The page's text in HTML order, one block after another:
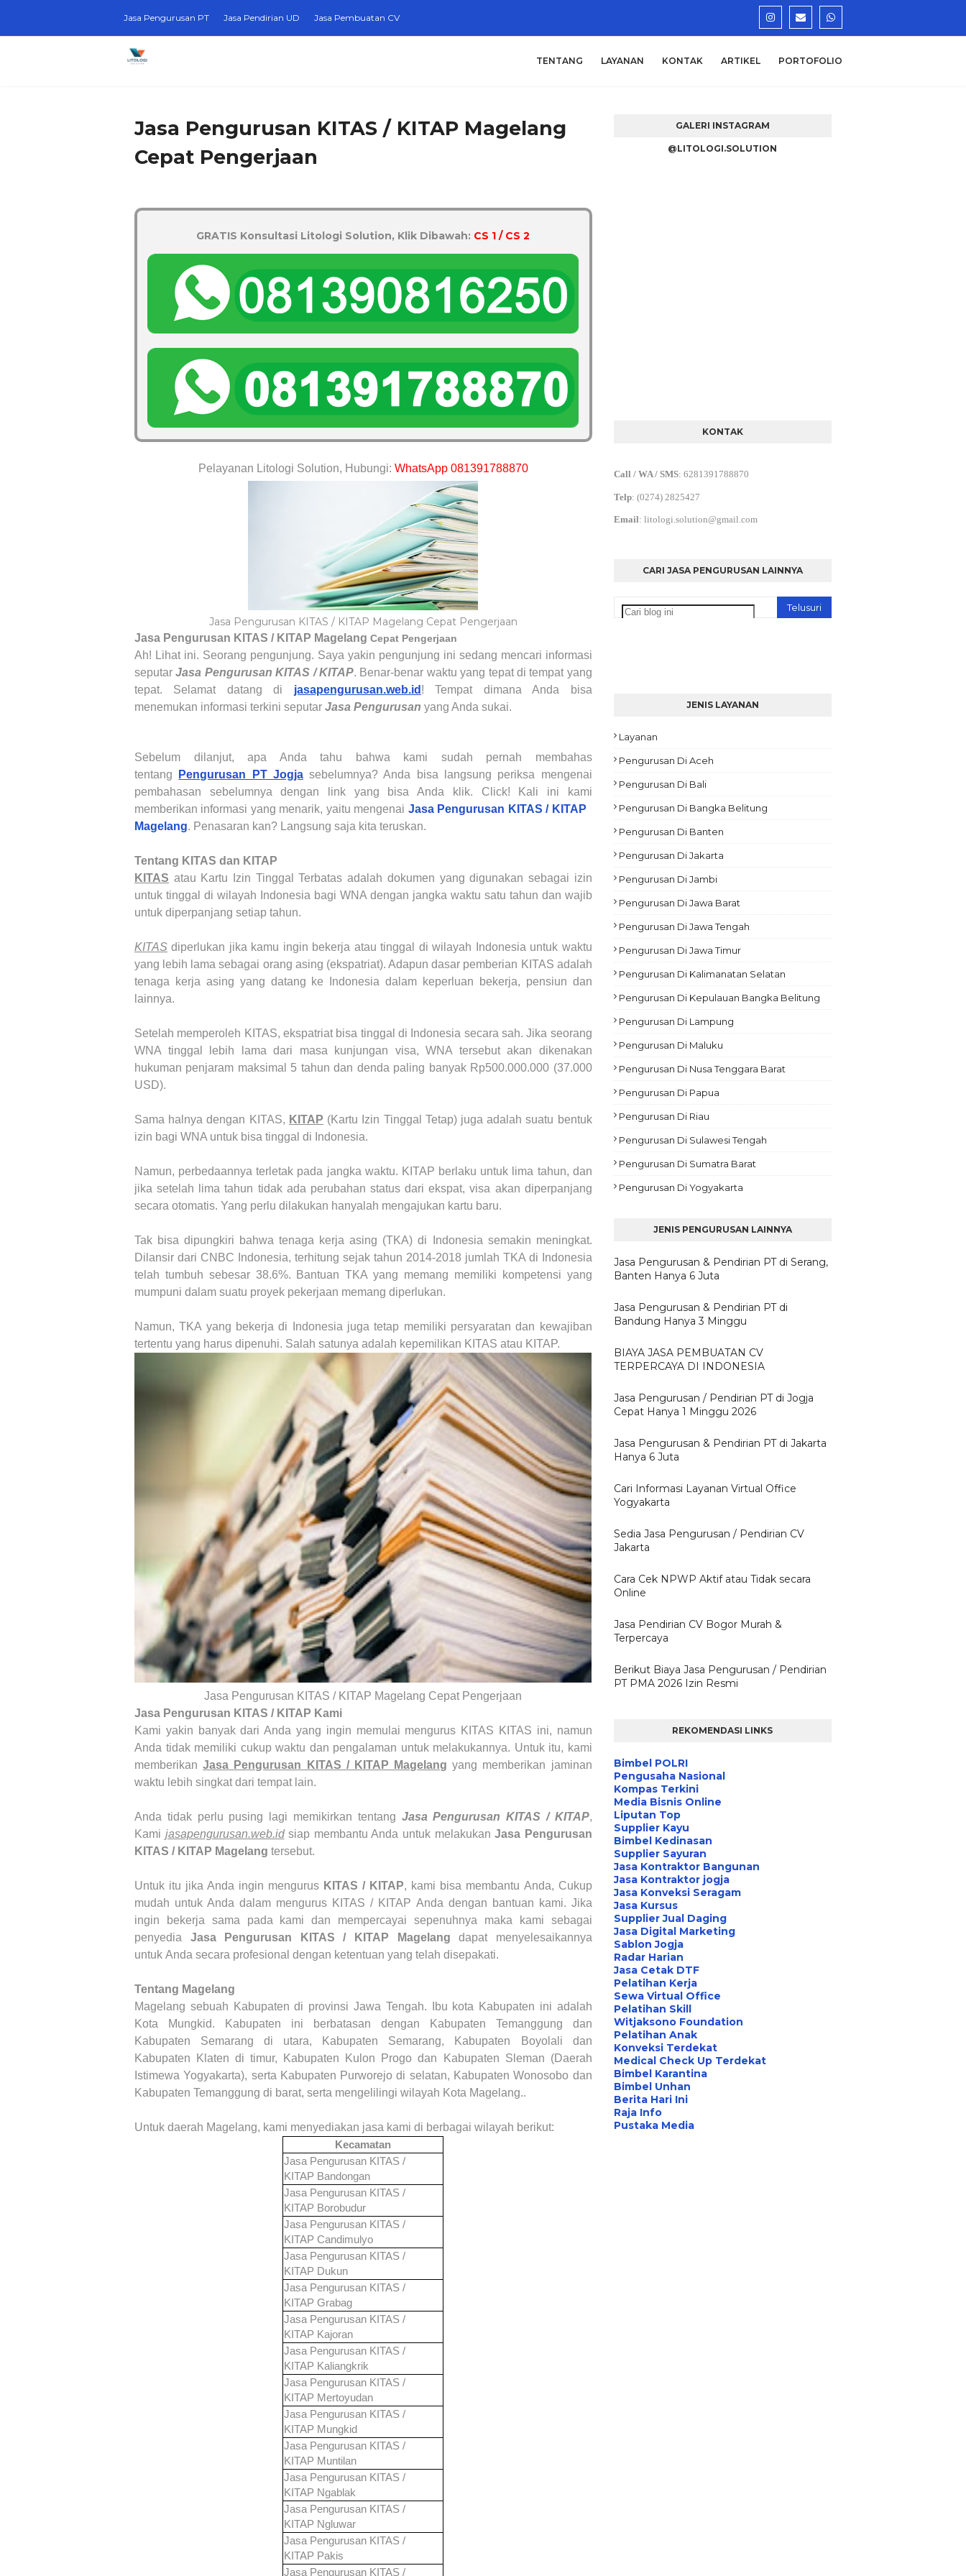
Jasa Pengurusan PT Jasa Pendirian UD Jasa Pembuatan CV
TENTANG LAYANAN KONTAK ARTIKEL PORTOFOLIO
Jasa Pengurusan KITAS / KITAP Magelang
Cepat Pengerjaan
GRATIS Konsultasi Litologi Solution, Klik Dibawah: CS 1 / CS 2
Pelayanan Litologi Solution, Hubungi: WhatsApp 081391788870
Jasa Pengurusan KITAS / KITAP Magelang Cepat Pengerjaan
Jasa Pengurusan KITAS / KITAP Magelang Cepat Pengerjaan
Ah! Lihat ini. Seorang pengunjung. Saya yakin pengunjung ini sedang mencari informasi
seputarJasa Pengurusan KITAS / KITAP. Benar-benar waktu yang tepat di tempat yang
tepat. Selamat datang di jasapengurusan.web.id ! Tempat dimana Anda bisa
menemukan informasi terkini seputar Jasa Pengurusan yang Anda sukai.
Sebelum dilanjut, apa Anda tahu bahwa kami sudah pernah membahas
tentang
Pengurusan PT Jogjasebelumnya? Anda bisa langsung periksa mengenai
pembahasan sebelumnya dengan link yang bisa Anda klik. Click! Kali ini kami
memberikan informasi yang menarik, yaitu mengenai Jasa Pengurusan KITAS / KITAP
Magelang. Penasaran kan? Langsung saja kita teruskan.
Tentang KITAS dan KITAP
KITAS atau Kartu Izin Tinggal Terbatas adalah dokumen yang digunakan sebagai izin
untuk tinggal di wilayah Indonesia bagi WNA dengan jangka waktu satu tahun dan wajib
untuk diperpanjang setiap tahun.
KITAS diperlukan jika kamu ingin bekerja atau tinggal di wilayah Indonesia untuk waktu
yang lebih lama sebagai orang asing (ekspatriat). Adapun dasar pemberian KITAS adalah
tenaga kerja asing yang datang ke Indonesia dalam keperluan bekerja, pensiun dan
lainnya.
Setelah memperoleh KITAS, ekspatriat bisa tinggal di Indonesia secara sah. Jika seorang
WNA tinggal lebih lama dari masa kunjungan visa, WNA tersebut akan dikenakan
hukuman penjaram maksimal 5 tahun dan denda paling banyak Rp500.000.000 (37.000
USD).
Sama halnya dengan KITAS, KITAP (Kartu Izin Tinggal Tetap) juga adalah suatu bentuk
izin bagi WNA untuk bisa tinggal di Indonesia.
Namun, perbedaannya terletak pada jangka waktu. KITAP berlaku untuk lima tahun, dan
jika setelah lima tahun tidak ada perubahan status dari ekspat, visa akan diperpanjang
secara otomatis. Yang perlu dilakukan hanyalah mengajukan kartu baru.
Tak bisa dipungkiri bahwa tenaga kerja asing (TKA) di Indonesia semakin meningkat.
Dilansir dari CNBC Indonesia, terhitung sejak tahun 2014-2018 jumlah TKA di Indonesia
telah tumbuh sebesar 38.6%. Bantuan TKA yang memang memiliki kompetensi yang
mumpuni dalam suatu proyek pekerjaan memang diperlukan.
Namun, TKA yang bekerja di Indonesia juga tetap memiliki persyaratan dan kewajiban
tertentu yang harus dipenuhi. Salah satunya adalah kepemilikan KITAS atau KITAP.
Jasa Pengurusan KITAS / KITAP Magelang Cepat Pengerjaan
Jasa Pengurusan KITAS / KITAP Kami
Kami yakin banyak dari Anda yang ingin memulai mengurus KITAS KITAS ini, namun
Anda tidak memiliki cukup waktu dan pengalaman untuk melakukannya. Untuk itu, kami
memberikanJasa Pengurusan KITAS / KITAP Magelang yang memberikan jaminan
waktu lebih singkat dari tempat lain.
Anda tidak perlu pusing lagi memikirkan tentang Jasa Pengurusan KITAS / KITAP,
Kami jasapengurusan.web.idsiap membantu Anda untuk melakukanJasa Pengurusan
KITAS / KITAP Magelang tersebut.
Untuk itu jika Anda ingin mengurus KITAS / KITAP, kami bisa membantu Anda, Cukup
mudah untuk Anda dalam mengurus KITAS / KITAP Anda dengan bantuan kami. Jika
ingin bekerja sama pada kami dan mempercayai sepenuhnya maka kami sebagai
penyedia Jasa Pengurusan KITAS / KITAP Magelang
dapat menyelesaikannya
untuk Anda secara profesional dengan ketentuan yang telah disepakati.
Tentang Magelang
Magelang sebuah Kabupaten di provinsi Jawa Tengah. Ibu kota Kabupaten ini adalah
Kota Mungkid. Kabupaten ini berbatasan dengan Kabupaten Temanggung dan
Kabupaten Semarang di utara, Kabupaten Semarang, Kabupaten Boyolali dan
Kabupaten Klaten di timur, Kabupaten Kulon Progo dan Kabupaten Sleman (Daerah
Istimewa Yogyakarta), serta Kabupaten Purworejo di selatan, Kabupaten Wonosobo dan
Kabupaten Temanggung di barat, serta mengelilingi wilayah Kota Magelang..
Untuk daerah Magelang, kami menyediakan jasa kami di berbagai wilayah berikut:
Kecamatan
Jasa Pengurusan KITAS /
KITAP Bandongan
Jasa Pengurusan KITAS /
KITAP Borobudur
Jasa Pengurusan KITAS /
KITAPCandimulyo
Jasa Pengurusan KITAS /
KITAP Dukun
Jasa Pengurusan KITAS /
KITAPGrabag
Jasa Pengurusan KITAS /
KITAP Kajoran
Jasa Pengurusan KITAS /
KITAP Kaliangkrik
Jasa Pengurusan KITAS /
KITAP Mertoyudan
Jasa Pengurusan KITAS /
KITAP Mungkid
Jasa Pengurusan KITAS /
KITAP Muntilan
Jasa Pengurusan KITAS /
KITAP Ngablak
Jasa Pengurusan KITAS /
KITAP Ngluwar
Jasa Pengurusan KITAS /
KITAP Pakis
Jasa Pengurusan KITAS /
GALERI INSTAGRAM
@LITOLOGI.SOLUTION
KONTAK
Call / WA / SMS: 6281391788870
Telp: (0274) 2825427
Email: litologi.solution@gmail.com
CARI JASA PENGURUSAN LAINNYA
JENIS LAYANAN
Layanan
Pengurusan Di Aceh
Pengurusan Di Bali
Pengurusan Di Bangka Belitung
Pengurusan Di Banten
Pengurusan Di Jakarta
Pengurusan Di Jambi
Pengurusan Di Jawa Barat
Pengurusan Di Jawa Tengah
Pengurusan Di Jawa Timur
Pengurusan Di Kalimanatan Selatan
Pengurusan Di Kepulauan Bangka Belitung
Pengurusan Di Lampung
Pengurusan Di Maluku
Pengurusan Di Nusa Tenggara Barat
Pengurusan Di Papua
Pengurusan Di Riau
Pengurusan Di Sulawesi Tengah
Pengurusan Di Sumatra Barat
Pengurusan Di Yogyakarta
JENIS PENGURUSAN LAINNYA
Jasa Pengurusan & Pendirian PT di Serang,
Banten Hanya 6 Juta
Jasa Pengurusan & Pendirian PT di
Bandung Hanya 3 Minggu
BIAYA JASA PEMBUATAN CV
TERPERCAYA DI INDONESIA
Jasa Pengurusan / Pendirian PT di Jogja
Cepat Hanya 1 Minggu 2026
Jasa Pengurusan & Pendirian PT di Jakarta
Hanya 6 Juta
Cari Informasi Layanan Virtual Office
Yogyakarta
Sedia Jasa Pengurusan / Pendirian CV
Jakarta
Cara Cek NPWP Aktif atau Tidak secara
Online
Jasa Pendirian CV Bogor Murah &
Terpercaya
Berikut Biaya Jasa Pengurusan / Pendirian
PT PMA 2026 Izin Resmi
REKOMENDASI LINKS
Bimbel POLRI
Pengusaha Nasional
Kompas Terkini
Media Bisnis Online
Liputan Top
Supplier Kayu
Bimbel Kedinasan
Supplier Sayuran
Jasa Kontraktor Bangunan
Jasa Kontraktor jogja
Jasa Konveksi Seragam
Jasa Kursus
Supplier Jual Daging
Jasa Digital Marketing
Sablon Jogja
Radar Harian
Jasa Cetak DTF
Pelatihan Kerja
Sewa Virtual Office
Pelatihan Skill
Witjaksono Foundation
Pelatihan Anak
Konveksi Terdekat
Medical Check Up Terdekat
Bimbel Karantina
Bimbel Unhan
Berita Hari Ini
Raja Info
Pustaka Media